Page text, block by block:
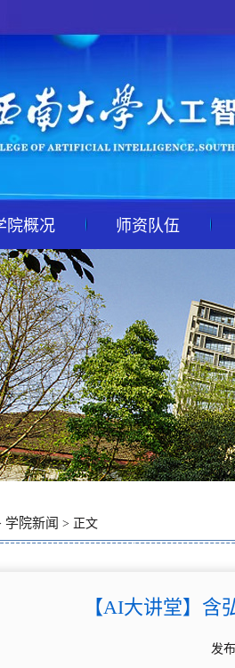
院概况 师资队伍
学院新闻 > 正文
【AI大讲堂】含
发